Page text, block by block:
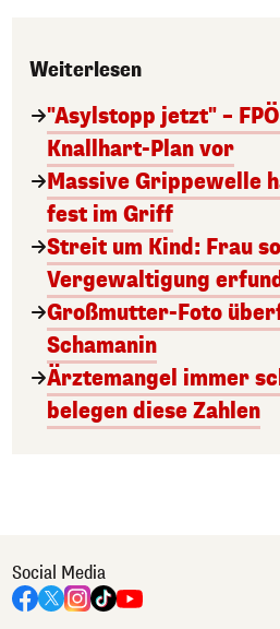
Weiterlesen
"Asylstopp jetzt" –
Knallhart-Plan vor
Massive Grippewelle
fest im Griff
Streit um Kind: Frau
Vergewaltigung
Großmutter-Foto
Schamanin
Ärztemangel immer
belegen diese Zahlen
Social Media